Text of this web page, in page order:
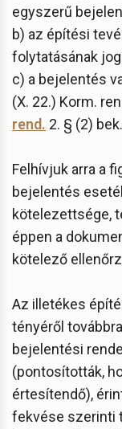
egyszerű
b) az építési
folytatásának
c) a bejelentés
(X. 22.) Korm.
rend. 2. § (2)
Felhívjuk arra a
bejelentés
kötelezettsége,
éppen a
kötelező
Az illetékes
tényéről
bejelentési
(pontosították,
értesítendő),
fekvése szerinti